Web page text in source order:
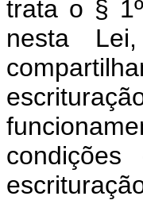
trata o §
nesta